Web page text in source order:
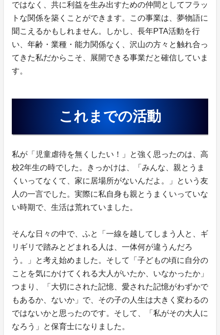
ではなく、共に利益を生み出すための仲間としてフラッ
トな関係を築くことができます。この事業は、夢物語に
聞こえるかもしれません。しかし、長年PTA活動を行
い、年齢・業種・能力関係なく、沢山の方々と触れ合っ
てきた私だからこそ、展開できる事業だと確信していま
す。
これまでの活動
私が「児童虐待を無くしたい！」と強く思ったのは、高
校2年生の時でした。きっかけは、「みんな、親とうま
くいってなくて、家に居場所がないんだよ。」という友
人の一言でした。実際に私自身も親とうまくいっていな
い時期で、生活は荒れていました。
そんな日々の中で、ふと「一線を越してしまう人と、ギ
リギリで踏みとどまれる人は、一体何が違うんだろ
う。」と考え始めました。そして「子どもの頃に自分の
ことを気にかけてくれる大人がいたか、いなかったか」
つまり、「大切にされた記憶、愛された記憶がわずかで
もあるか、ないか」で、その子の人生は大きく変わるの
ではないかと思ったのです。そして、「私がその大人に
なろう」と保育士になりました。